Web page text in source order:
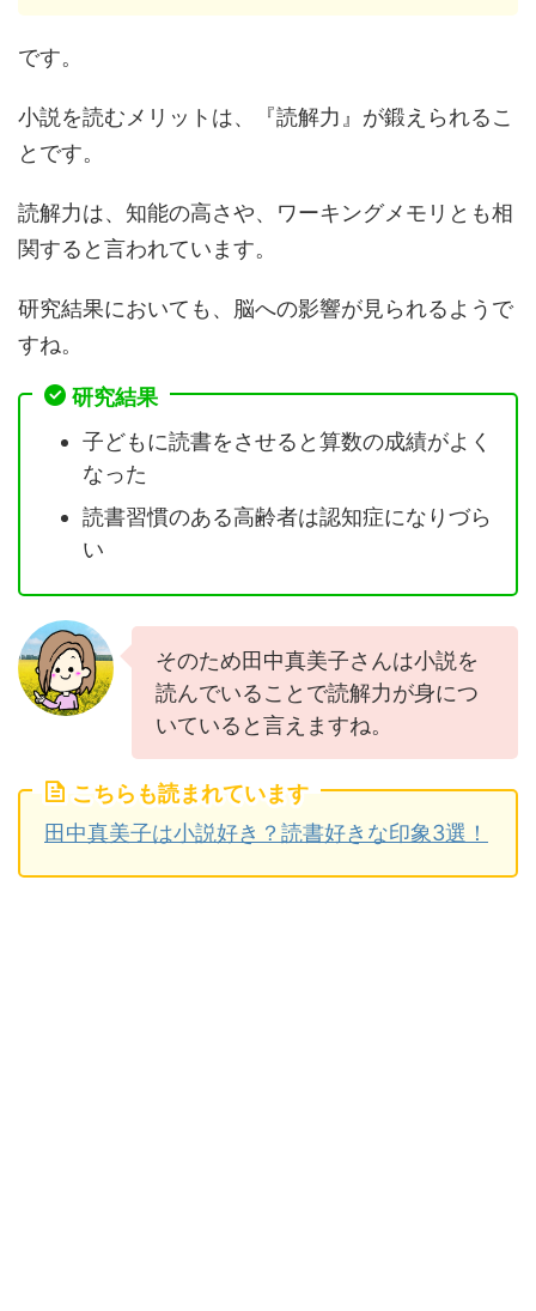
です。
小説を読むメリットは、『読解力』が鍛えられるこ
とです。
読解力は、知能の高さや、ワーキングメモリとも相
関すると言われています。
研究結果においても、脳への影響が見られるようで
すね。
研究結果
子どもに読書をさせると算数の成績がよく
なった
読書習慣のある高齢者は認知症になりづら
い
そのため田中真美子さんは小説を
読んでいることで読解力が身につ
いていると言えますね。
こちらも読まれています
田中真美子は小説好き？読書好きな印象3選！